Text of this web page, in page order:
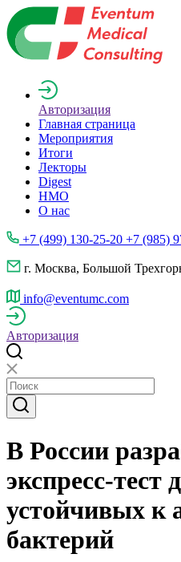
Авторизация
Главная страница
Мероприятия
Итоги
Лекторы
Digest
НМО
О нас
+7 (499) 130-25-20 +7 (985)
г. Москва, Большой
info@eventumc.com
Авторизация
В России
экспресс-
устойчивых к
бактерий